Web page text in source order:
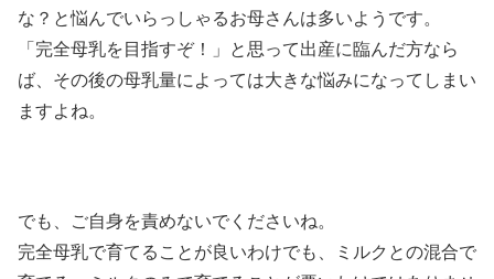
な？と悩んでいらっしゃるお母さんは多いようです。
「完全母乳を目指すぞ！」と思って出産に臨んだ方なら
ば、その後の母乳量によっては大きな悩みになってしまい
ますよね。
でも、ご自身を責めないでくださいね。
完全母乳で育てることが良いわけでも、ミルクとの混合で